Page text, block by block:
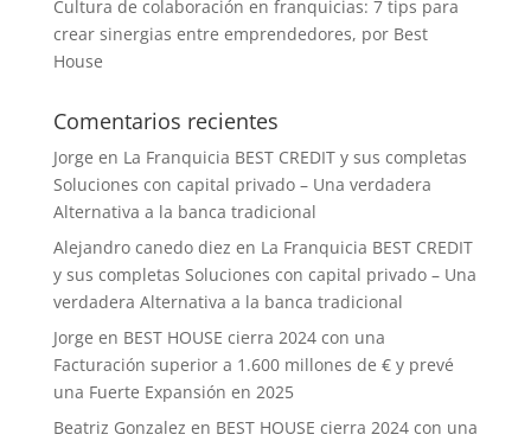
Cultura de colaboración en franquicias: 7 tips para
crear sinergias entre emprendedores, por Best
House
Comentarios recientes
Jorge en La Franquicia BEST CREDIT y sus completas
Soluciones con capital privado – Una verdadera
Alternativa a la banca tradicional
Alejandro canedo diez en La Franquicia BEST CREDIT
y sus completas Soluciones con capital privado – Una
verdadera Alternativa a la banca tradicional
Jorge en BEST HOUSE cierra 2024 con una
Facturación superior a 1.600 millones de € y prevé
una Fuerte Expansión en 2025
Beatriz Gonzalez en BEST HOUSE cierra 2024 con una